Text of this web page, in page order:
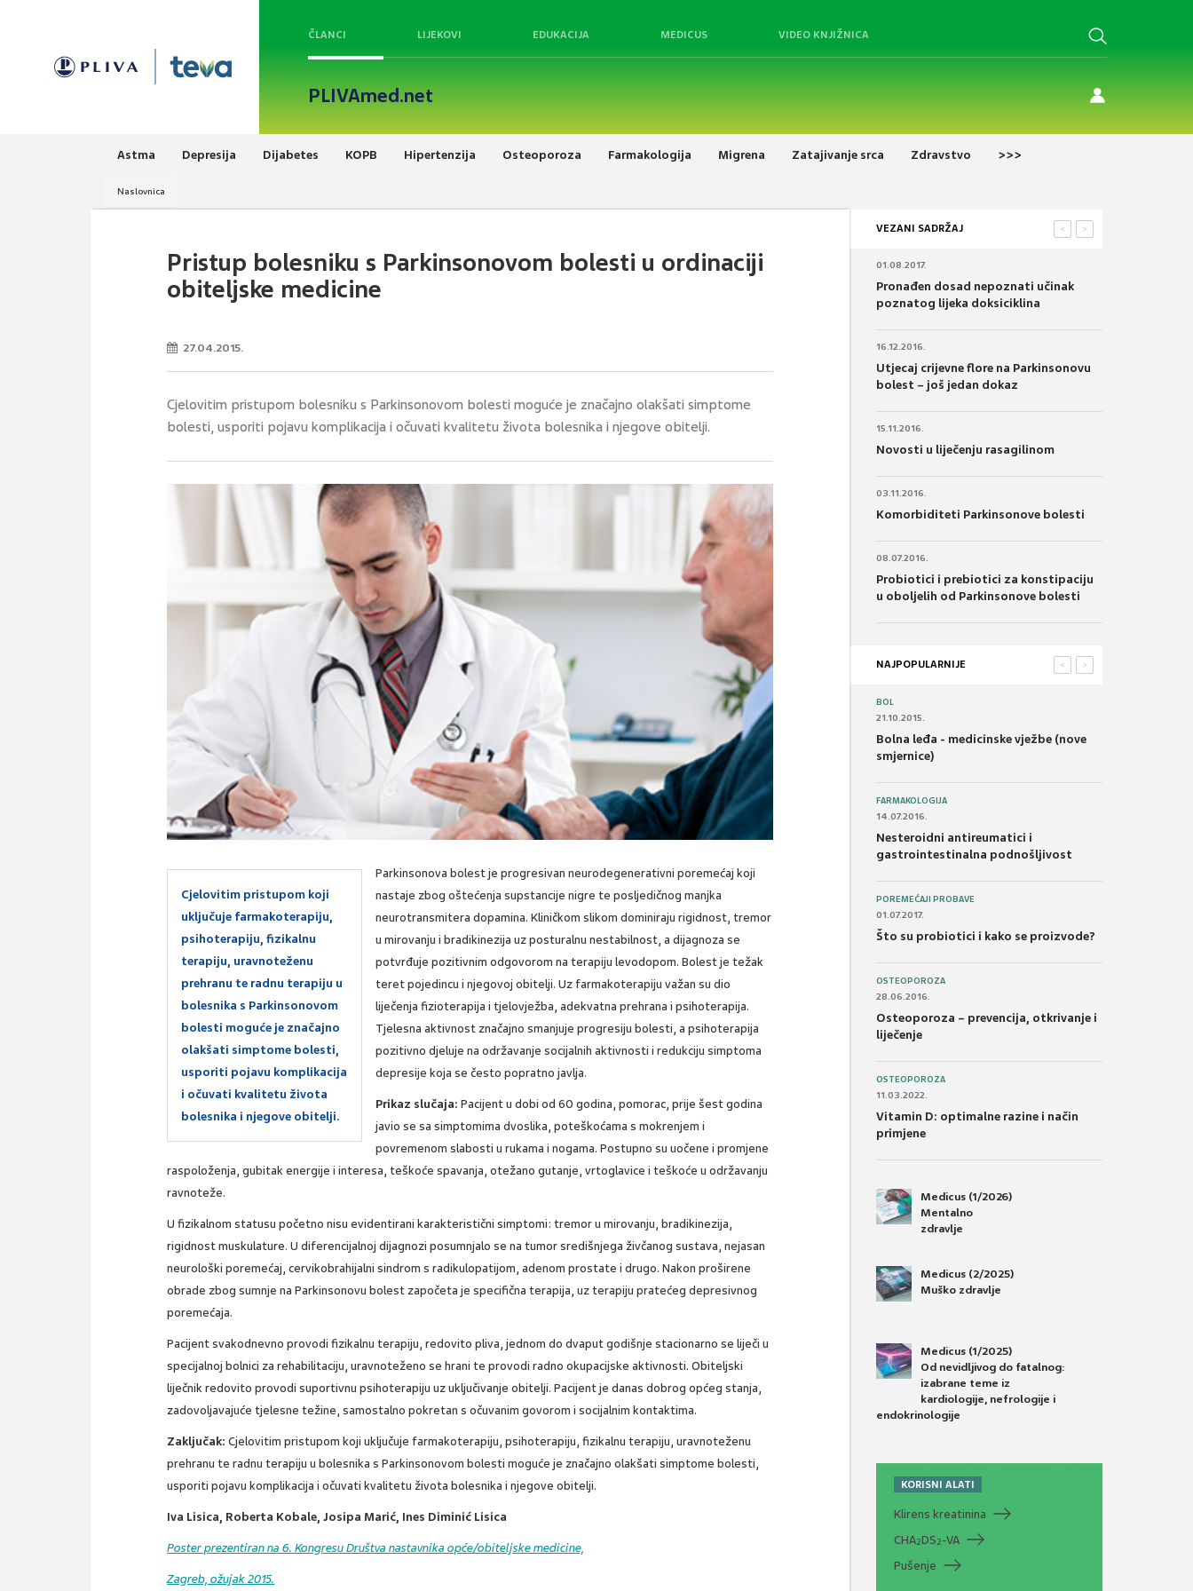
ČLANCI LIJEKOVI EDUKACIJA MEDICUS VIDEO KNJIŽNICA
PLIVAmed.net
Astma Depresija Dijabetes KOPB Hipertenzija Osteoporoza Farmakologija Migrena Zatajivanje srca Zdravstvo >>>
Naslovnica
Pristup bolesniku s Parkinsonovom bolesti u ordinaciji
obiteljske medicine
27.04.2015.
Cjelovitim pristupom bolesniku s Parkinsonovom bolesti moguće je značajno olakšati simptome
bolesti, usporiti pojavu komplikacija i očuvati kvalitetu života bolesnika i njegove obitelji.
Cjelovitim pristupom koji
uključuje farmakoterapiju,
psihoterapiju, fizikalnu
terapiju, uravnoteženu
prehranu te radnu terapiju u
bolesnika s Parkinsonovom
bolesti moguće je značajno
olakšati simptome bolesti,
usporiti pojavu komplikacija
i očuvati kvalitetu života
bolesnika i njegove obitelji.
Parkinsonova bolest je progresivan neurodegenerativni poremećaj koji
nastaje zbog oštećenja supstancije nigre te posljedičnog manjka
neurotransmitera dopamina. Kliničkom slikom dominiraju rigidnost, tremor
u mirovanju i bradikinezija uz posturalnu nestabilnost, a dijagnoza se
potvrđuje pozitivnim odgovorom na terapiju levodopom. Bolest je težak
teret pojedincu i njegovoj obitelji. Uz farmakoterapiju važan su dio
liječenja fizioterapija i tjelovježba, adekvatna prehrana i psihoterapija.
Tjelesna aktivnost značajno smanjuje progresiju bolesti, a psihoterapija
pozitivno djeluje na održavanje socijalnih aktivnosti i redukciju simptoma
depresije koja se često popratno javlja.
Prikaz slučaja: Pacijent u dobi od 60 godina, pomorac, prije šest godina
javio se sa simptomima dvoslika, poteškoćama s mokrenjem i
povremenom slabosti u rukama i nogama. Postupno su uočene i promjene
raspoloženja, gubitak energije i interesa, teškoće spavanja, otežano gutanje, vrtoglavice i teškoće u održavanju
ravnoteže.
U fizikalnom statusu početno nisu evidentirani karakteristični simptomi: tremor u mirovanju, bradikinezija,
rigidnost muskulature. U diferencijalnoj dijagnozi posumnjalo se na tumor središnjega živčanog sustava, nejasan
neurološki poremećaj, cervikobrahijalni sindrom s radikulopatijom, adenom prostate i drugo. Nakon proširene
obrade zbog sumnje na Parkinsonovu bolest započeta je specifična terapija, uz terapiju pratećeg depresivnog
poremećaja.
Pacijent svakodnevno provodi fizikalnu terapiju, redovito pliva, jednom do dvaput godišnje stacionarno se liječi u
specijalnoj bolnici za rehabilitaciju, uravnoteženo se hrani te provodi radno okupacijske aktivnosti. Obiteljski
liječnik redovito provodi suportivnu psihoterapiju uz uključivanje obitelji. Pacijent je danas dobrog općeg stanja,
zadovoljavajuće tjelesne težine, samostalno pokretan s očuvanim govorom i socijalnim kontaktima.
Zaključak: Cjelovitim pristupom koji uključuje farmakoterapiju, psihoterapiju, fizikalnu terapiju, uravnoteženu
prehranu te radnu terapiju u bolesnika s Parkinsonovom bolesti moguće je značajno olakšati simptome bolesti,
usporiti pojavu komplikacija i očuvati kvalitetu života bolesnika i njegove obitelji.
Iva Lisica, Roberta Kobale, Josipa Marić, Ines Diminić Lisica
Poster prezentiran na 6. Kongresu Društva nastavnika opće/obiteljske medicine,
Zagreb, ožujak 2015.
VEZANI SADRŽAJ >
<
01.08.2017.
Pronađen dosad nepoznati učinak
poznatog lijeka doksiciklina
16.12.2016.
Utjecaj crijevne flore na Parkinsonovu
bolest – još jedan dokaz
15.11.2016.
Novosti u liječenju rasagilinom
03.11.2016.
Komorbiditeti Parkinsonove bolesti
08.07.2016.
Probiotici i prebiotici za konstipaciju
u oboljelih od Parkinsonove bolesti
NAJPOPULARNIJE >
<
BOL
21.10.2015.
Bolna leđa - medicinske vježbe (nove
smjernice)
FARMAKOLOGIJA
14.07.2016.
Nesteroidni antireumatici i
gastrointestinalna podnošljivost
POREMEĆAJI PROBAVE
01.07.2017.
Što su probiotici i kako se proizvode?
OSTEOPOROZA
28.06.2016.
Osteoporoza – prevencija, otkrivanje i
liječenje
OSTEOPOROZA
11.03.2022.
Vitamin D: optimalne razine i način
primjene
Medicus (1/2026)
Mentalno
zdravlje
Medicus (2/2025)
Muško zdravlje
Medicus (1/2025)
Od nevidljivog do fatalnog:
izabrane teme iz
kardiologije, nefrologije i
endokrinologije
KORISNI ALATI
Klirens kreatinina
CHA2DS2-VA
Pušenje